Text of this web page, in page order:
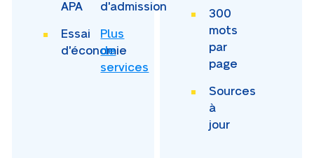
APA
d'admission
Essai
d'économie
Plus
de
services
300
mots
par
page
Sources
à
jour